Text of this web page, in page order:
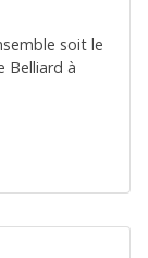
soit le
Belliard à